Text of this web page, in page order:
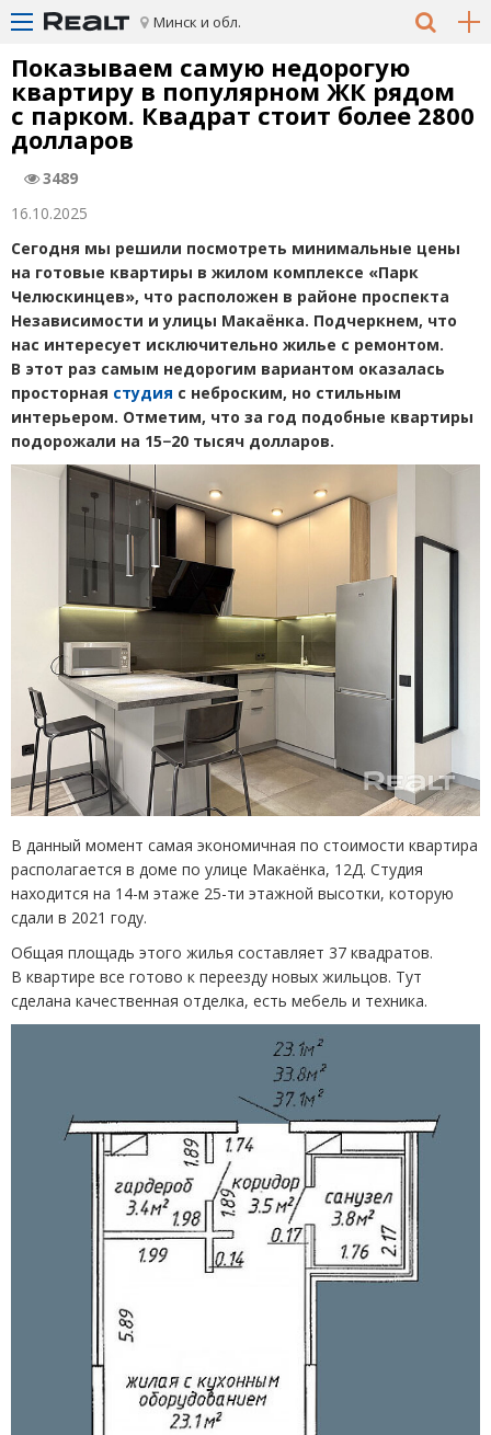
Минск и обл.
Показываем самую недорогую
квартиру в популярном ЖК рядом
с парком. Квадрат стоит более 2800
долларов
3489
16.10.2025
Сегодня мы решили посмотреть минимальные цены
на готовые квартиры в жилом комплексе «Парк
Челюскинцев», что расположен в районе проспекта
Независимости и улицы Макаёнка. Подчеркнем, что
нас интересует исключительно жилье с ремонтом.
В этот раз самым недорогим вариантом оказалась
просторная студия с неброским, но стильным
интерьером. Отметим, что за год подобные квартиры
подорожали на 15−20 тысяч долларов.
В данный момент самая экономичная по стоимости квартира
располагается в доме по улице Макаёнка, 12Д. Студия
находится на 14-м этаже 25-ти этажной высотки, которую
сдали в 2021 году.
Общая площадь этого жилья составляет 37 квадратов.
В квартире все готово к переезду новых жильцов. Тут
сделана качественная отделка, есть мебель и техника.